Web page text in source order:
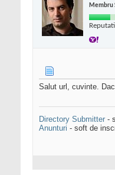
Membru
Salut url, cuvinte.
Directory Submitter -
Anunturi - soft de